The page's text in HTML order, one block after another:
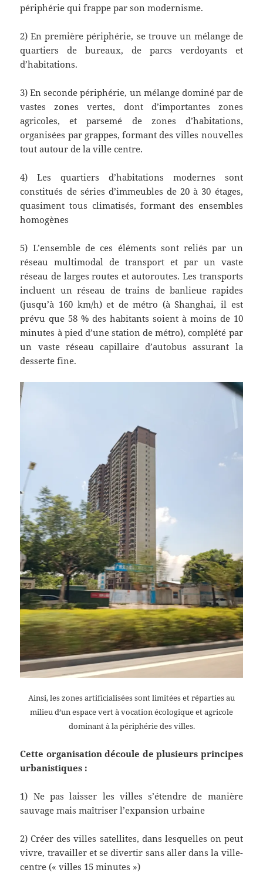
périphérie qui frappe par son modernisme.
2) En première périphérie, se trouve un mélange de
quartiers de bureaux, de parcs verdoyants et
d’habitations.
3) En seconde périphérie, un mélange dominé par de
vastes zones vertes, dont d’importantes zones
agricoles, et parsemé de zones d’habitations,
organisées par grappes, formant des villes nouvelles
tout autour de la ville centre.
4) Les quartiers d’habitations modernes sont
constitués de séries d’immeubles de 20 à 30 étages,
quasiment tous climatisés, formant des ensembles
homogènes
5) L’ensemble de ces éléments sont reliés par un
réseau multimodal de transport et par un vaste
réseau de larges routes et autoroutes. Les transports
incluent un réseau de trains de banlieue rapides
(jusqu’à 160 km/h) et de métro (à Shanghai, il est
prévu que 58 % des habitants soient à moins de 10
minutes à pied d’une station de métro), complété par
un vaste réseau capillaire d’autobus assurant la
desserte fine.
Ainsi, les zones artificialisées sont limitées et réparties au
milieu d’un espace vert à vocation écologique et agricole
dominant à la périphérie des villes.
Cette organisation découle de plusieurs principes
urbanistiques :
1) Ne pas laisser les villes s’étendre de manière
sauvage mais maîtriser l’expansion urbaine
2) Créer des villes satellites, dans lesquelles on peut
vivre, travailler et se divertir sans aller dans la ville-
centre (« villes 15 minutes »)